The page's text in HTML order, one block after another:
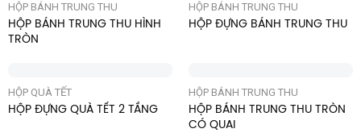
HỘP BÁNH TRUNG THU
HỘP BÁNH TRUNG THU HÌNH
TRÒN
HỘP BÁNH TRUNG THU
HỘP ĐỰNG BÁNH TRUNG THU
HỘP QUÀ TẾT
HỘP ĐỰNG QUÀ TẾT 2 TẦNG
HỘP BÁNH TRUNG THU
HỘP BÁNH TRUNG THU TRÒN
CÓ QUAI